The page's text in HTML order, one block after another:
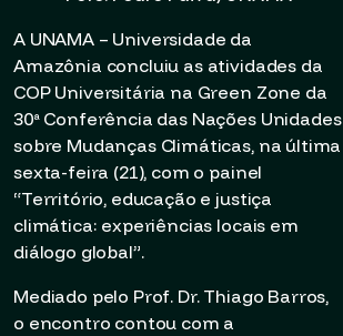
A UNAMA – Universidade da
Amazônia concluiu as atividades da
COP Universitária na Green Zone da
30ª Conferência das Nações Unidades
sobre Mudanças Climáticas, na última
sexta-feira (21), com o painel
“Território, educação e justiça
climática: experiências locais em
diálogo global”.
Mediado pelo Prof. Dr. Thiago Barros,
o encontro contou com a